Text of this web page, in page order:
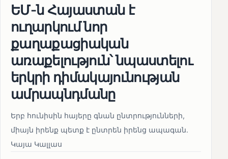
ԵՄ-ն Հայաստան է
ուղարկում նոր
քաղաքացիական
առաքելություն՝ նպաստելու
երկրի դիմակայունության
ամրապնդմանը
Երբ հունիսին հայերը գնան ընտրությունների,
միայն իրենք պետք է ընտրեն իրենց ապագան.
Կայա Կալլաս